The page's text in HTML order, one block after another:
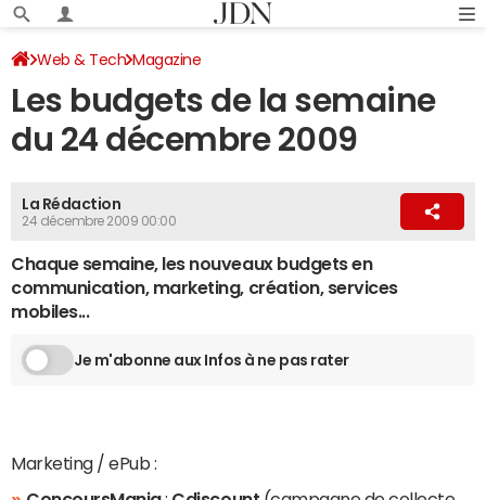
Web & Tech Magazine
Les budgets de la semaine
du 24 décembre 2009
La Rédaction
24 décembre 2009 00:00
Chaque semaine, les nouveaux budgets en
communication, marketing, création, services
mobiles...
Je m'abonne aux Infos à ne pas rater
Marketing / ePub :